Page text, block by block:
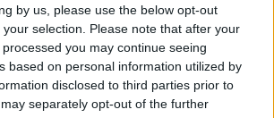
by us, please use the below opt-out
selection. Please note that after your
you may continue seeing
based on personal information utilized by
disclosed to third parties prior to
separately opt-out of the further